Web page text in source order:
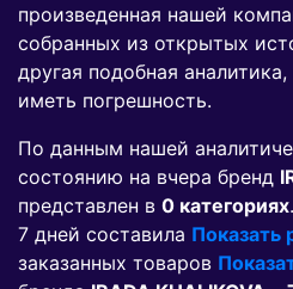
произведенная нашей
собранных из открытых
другая подобная
иметь погрешность.
По данным нашей
состоянию на вчера бренд
представлен в 0 категориях
7 дней составила Показать
заказанных товаров